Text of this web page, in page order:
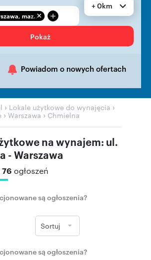
maz... +
+ 0km
Pokaż
Powiadom o nowych ofertach
› Lokale użytkowe do wynajęcia ›
› Warszawa› Chmielna
na wynajem: ul.
- Warszawa
76 ogłoszeń
są ogłoszenia?
Sortuj
są ogłoszenia?